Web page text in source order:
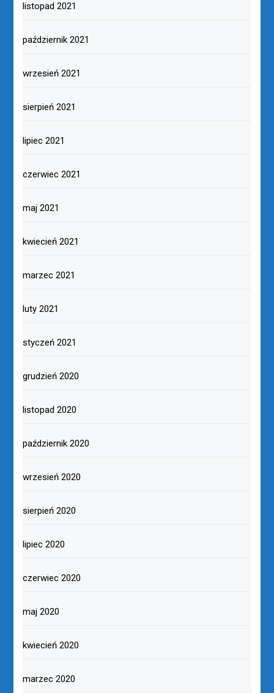
listopad 2021
październik 2021
wrzesień 2021
sierpień 2021
lipiec 2021
czerwiec 2021
maj 2021
kwiecień 2021
marzec 2021
luty 2021
styczeń 2021
grudzień 2020
listopad 2020
październik 2020
wrzesień 2020
sierpień 2020
lipiec 2020
czerwiec 2020
maj 2020
kwiecień 2020
marzec 2020